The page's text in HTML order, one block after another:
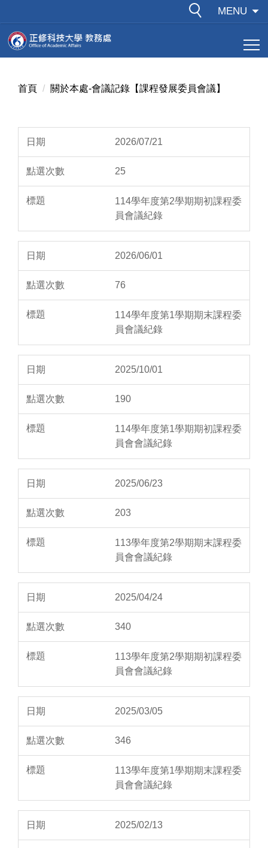
到
主
要
MENU
首頁 關於本處-會議記錄【課程發展委員會議】
2026/07/21
25
114學年度第2學期期初課程委
員會議紀錄
2026/06/01
76
114學年度第1學期期末課程委
員會議紀錄
2025/10/01
190
114學年度第1學期期初課程委
員會會議紀錄
2025/06/23
203
113學年度第2學期期末課程委
員會會議紀錄
2025/04/24
340
113學年度第2學期期初課程委
員會會議紀錄
2025/03/05
346
113學年度第1學期期末課程委
員會會議紀錄
2025/02/13